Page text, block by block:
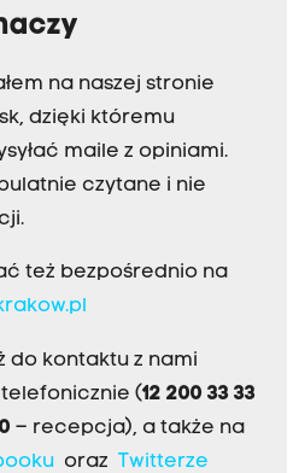
na naszej stronie
dzięki któremu
maile z opiniami.
czytane i nie
też bezpośrednio na
do kontaktu z nami
telefonicznie (12 200 33 33
– recepcja), a także na
oraz Twitterze